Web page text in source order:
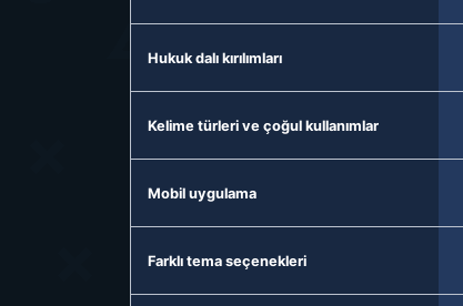
Hukuk dalı kırılımları
Kelime türleri ve çoğul kullanımlar
Mobil uygulama
Farklı tema seçenekleri